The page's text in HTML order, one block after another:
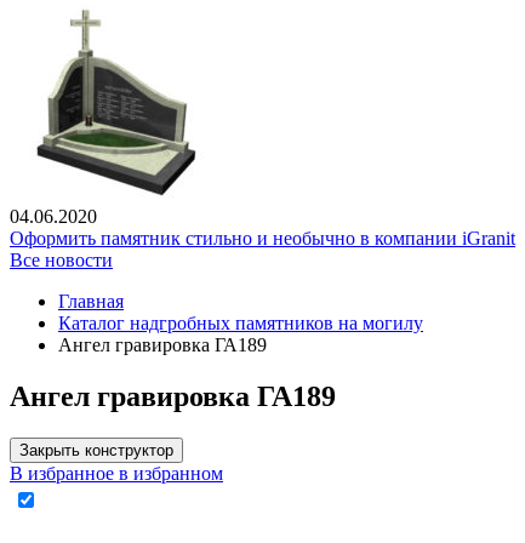
04.06.2020
Оформить памятник стильно и необычно в компании iGranit
Все новости
Главная
Каталог надгробных памятников на могилу
Ангел гравировка ГА189
Ангел гравировка ГА189
Закрыть конструктор
В избранное в избранном